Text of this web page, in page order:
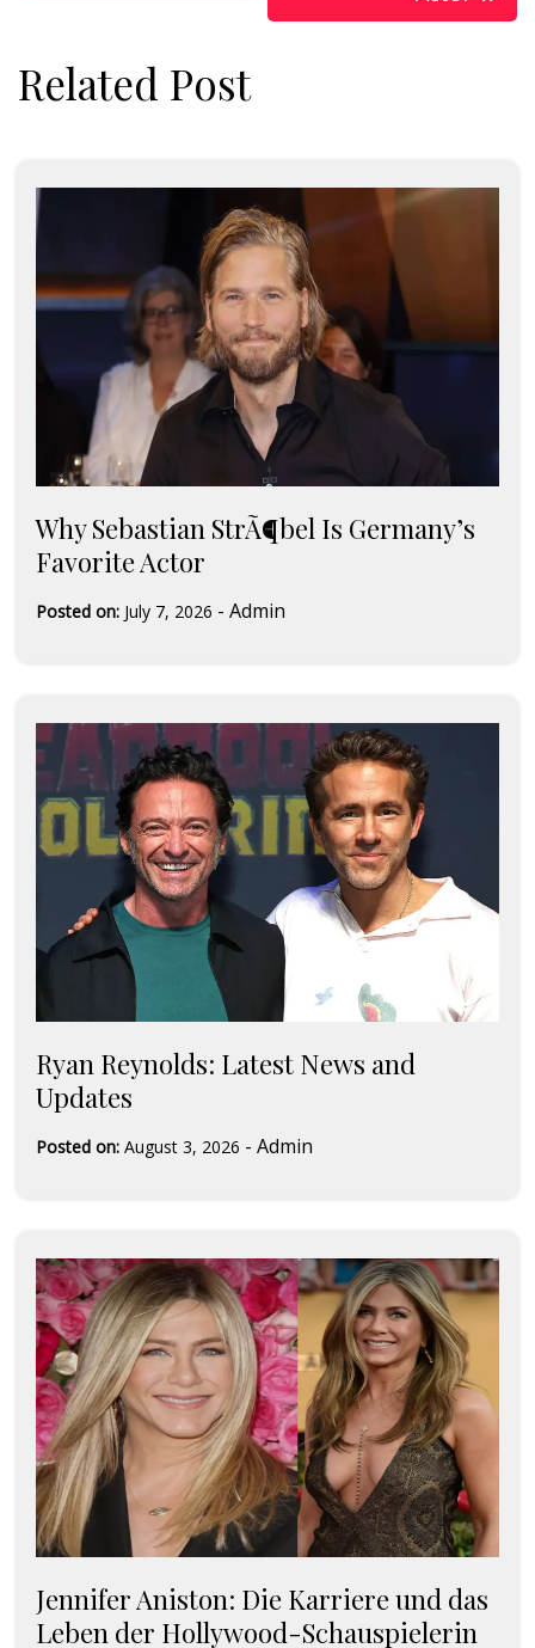
Related Post
Why Sebastian StrÃ¶bel Is Germany’s
Favorite Actor
Posted on: July 7, 2026 - Admin
Ryan Reynolds: Latest News and
Updates
Posted on: August 3, 2026 - Admin
Jennifer Aniston: Die Karriere und das
Leben der Hollywood-Schauspielerin